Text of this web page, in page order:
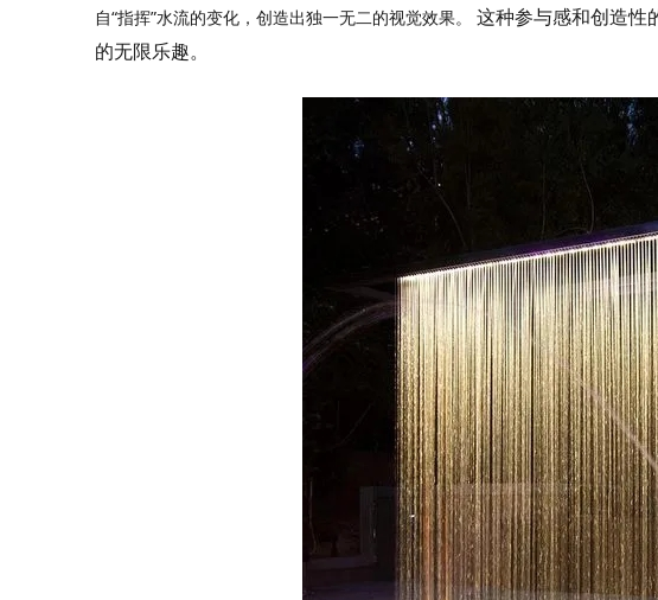
自“指挥”水流的变化，创造出独一无二的视觉效果。
这种参与感和创造性
的无限乐趣。